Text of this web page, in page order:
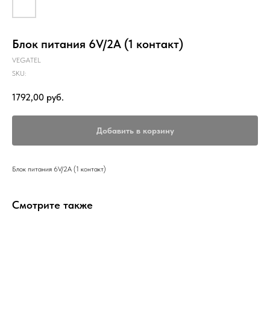
Блок питания 6V/2A (1 контакт)
VEGATEL
SKU:
1792,00 руб.
Добавить в корзину
Блок питания 6V/2A (1 контакт)
Смотрите также